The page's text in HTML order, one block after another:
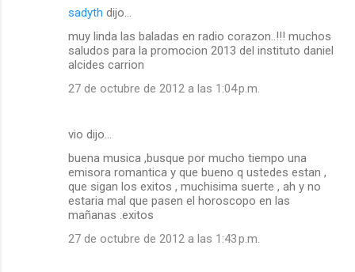
sadyth dijo…
muy linda las baladas en radio corazon..!!! muchos
saludos para la promocion 2013 del instituto daniel
alcides carrion
27 de octubre de 2012 a las 1:04 p.m.
vio dijo…
buena musica ,busque por mucho tiempo una
emisora romantica y que bueno q ustedes estan ,
que sigan los exitos , muchisima suerte , ah y no
estaria mal que pasen el horoscopo en las
mañanas .exitos
27 de octubre de 2012 a las 1:43 p.m.